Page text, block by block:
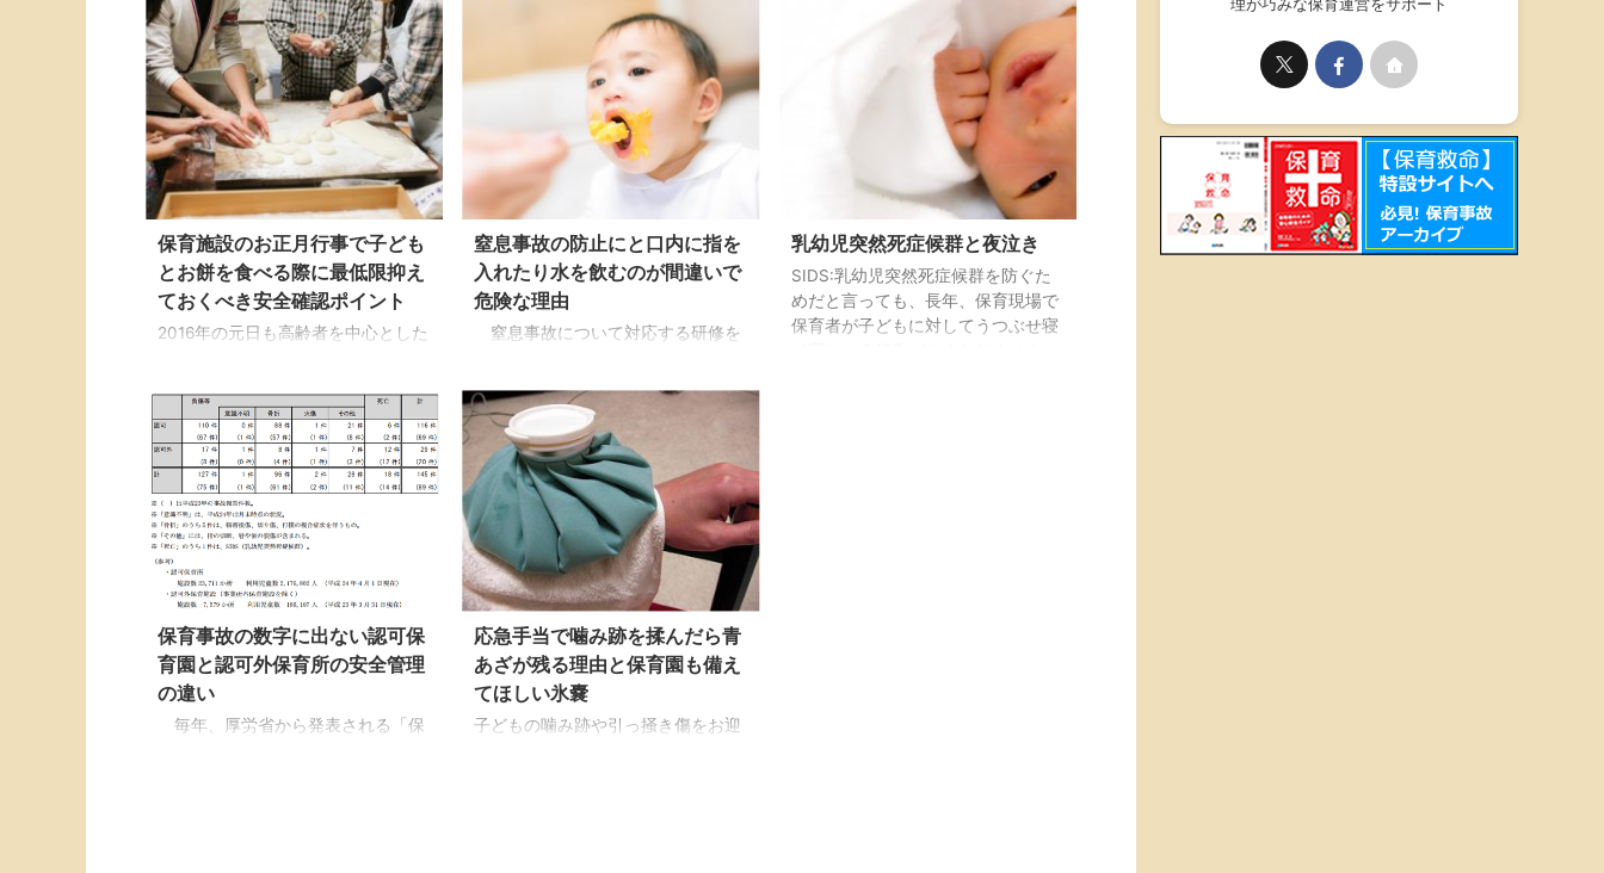
に関する保育者の課題と応急手当を
するときに心掛けたいポイントにつ
いてお届けします。 本件は子どもの
腹部の臓器が損傷したことで出血性
ショックが発生しましたが、子ども
が「おなかがいたい」とは訴えたも
のの保育者が確認してもケガを見て
取れませんでした。このような事故
の子どもの傷病に対して適当な処置
で救命するには何が必要だったでし
ょうか。 保育現場では事故が発生し
た瞬間を保育者が見ていないことも
多いため、子どもが訴える ...
保育を乏しいものにする」とのマイ
ナスイメージも。そこには、子ども
の命を守ることも、ゆたかな保育を
することも、どちらも大事だけれ
ど、具体的にどのように両立させて
いけばいいのかが判らないという、
ジレンマに陥った苦しさも見えてき
ます。 解決するための安全管理の考
え方に、あそびにおける「学びのリ
スク」と「子どもだけでは危険回避
が不可能なハザード」があることは
ご存知でしょう。国交省の「都市公
園における遊具の安全確保に関す ...
境づくりを応援していくためのガイ
ドブック、「保育救命」がメイトの
ひろばブックス（月刊ひろば別冊）
から出版以来、7刷まで増刷して絶
賛好評発売中です。 【読者の声】分
かりやすく、読みやすかったです。
期待以上の内容でした。満足してま
す。【評価：★★★★★】【読者の
声】誤嚥やアナフィラキシーへの対
応など緊張度の高い場面を想定して
購入しましたが、そういった重大事
故だけでなく、日常で起こりやすい
ケガなどへの対処も勉強になり ...
保育施設のお正月行事で子ども
とお餅を食べる際に最低限抑え
ておくべき安全確認ポイント
2016年の元日も高齢者を中心とした
幼児期の子どもにとっても最も危険
な食べ物のひとつです。保育施設で
安易に食べさせているとは言いませ
んが、「食文化の継承」を理由にお
餅を食べさせるのは止めるのも大切
な選択肢といえるほどです。お餅が
子どもにとって危ない理由は「事故
が起きているから」というだけのも
のではありません。お餅という食べ
物と、子どもの体の仕組みにかかわ
る問題です。 子どもがお餅をおいし
く食べるには、まず安全であってこ
そです。お餅を小さく切る ...
窒息事故の防止にと口内に指を
入れたり水を飲むのが間違いで
危険な理由
窒息事故について対応する研修を
や、「水を飲ませるのは？」という
疑問を尋ねられます。そのほかにも
背中を叩くタイミングがズレていた
り、叩き方が弱弱しい実例を聞くこ
ともあります。 これらは効果が低い
ばかりか、子どもを危険に陥れる可
能性も高まります。指を入れない、
水を飲ませないで別の方法が選択で
きる、適当なタイミングで背中へ効
果のある叩き方を行なうためには、
保育者も、発育における「摂食と嚥
下」の仕組みを知ることが大切で
す。 食べ物をノドに送り込む摂食
...
乳幼児突然死症候群と夜泣き
SIDS:乳幼児突然死症候群を防ぐた
めだと言っても、長年、保育現場で
保育者が子どもに対してうつぶせ寝
保育事故の数字に出ない認可保
育園と認可外保育所の安全管理
の違い
毎年、厚労省から発表される「保
応急手当で噛み跡を揉んだら青
あざが残る理由と保育園も備え
てほしい氷嚢
子どもの噛み跡や引っ掻き傷をお迎
理が巧みな保育運営をサポート